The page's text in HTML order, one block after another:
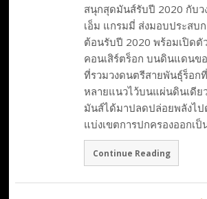
สนุกสุดมันส์รับปี 2020 กับวง
เอ็ม แกรมมี่ ส่งมอบประสบ
ต้อนรับปี 2020 พร้อมเปิดตัว
คอนเสิร์ตร็อก บนดินแดนข
ที่รวมวงดนตรีสายพันธุ์ร็อก
หลายแนวไว้บนแผ่นดินเดีย
มันส์ได้มาปลดปล่อยพลังไ
แบ่งเขตการปกครองออกเป็
Continue Reading